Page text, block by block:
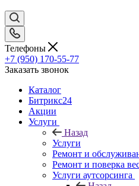
Телефоны
+7 (950) 170-55-77
Заказать звонок
Каталог
Битрикс24
Акции
Услуги
Назад
Услуги
Ремонт и
Ремонт и поверка
Услуги аутсорсинга